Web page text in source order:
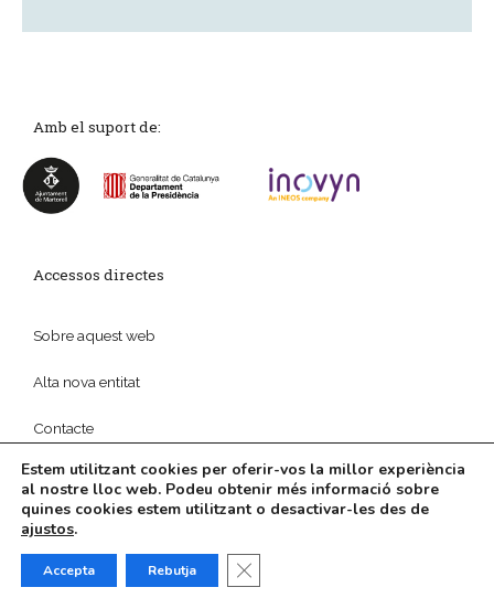
Amb el suport de:
Accessos directes
Sobre aquest web
Alta nova entitat
Contacte
© 2026
DigitalperaTotArreu.com
Estem utilitzant cookies per oferir-vos la millor experiència
al nostre lloc web. Podeu obtenir més informació sobre
quines cookies estem utilitzant o desactivar-les des de
ajustos.
Accepta Rebutja Tanca el bàner de galetes RGPD